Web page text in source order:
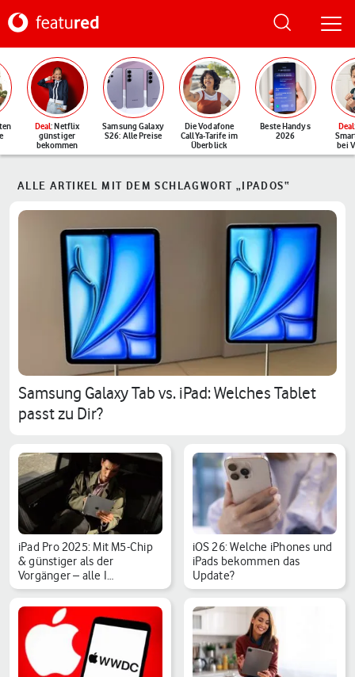
Deal: Netflix
günstiger
bekommen
Samsung Galaxy
S26: Alle Preise
Die Vodafone
CallYa-Tarife im
Überblick
Beste Handys
2026
Deal
bei
ALLE ARTIKEL MIT DEM SCHLAGWORT „IPADOS“
Samsung Galaxy Tab vs. iPad: Welches Tablet
passt zu Dir?
iPad Pro 2025: Mit M5-Chip
& günstiger als der
Vorgänger – alle I…
iOS 26: Welche iPhones und
iPads bekommen das
Update?